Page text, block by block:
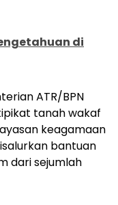
di
ATR/BPN
tanah wakaf
keagamaan
bantuan
dari sejumlah